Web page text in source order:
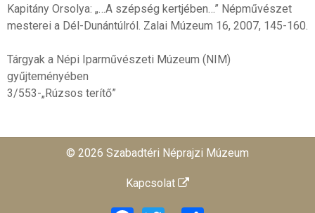
Kapitány Orsolya: „…A szépség kertjében…” Népművészet
mesterei a Dél-Dunántúlról. Zalai Múzeum 16, 2007, 145-160.
Tárgyak a Népi Iparművészeti Múzeum (NIM)
gyűjteményében
3/553-„Rúzsos terítő”
© 2026 Szabadtéri Néprajzi Múzeum
Kapcsolat